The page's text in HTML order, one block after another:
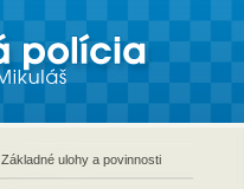
Základné ulohy a povinnosti